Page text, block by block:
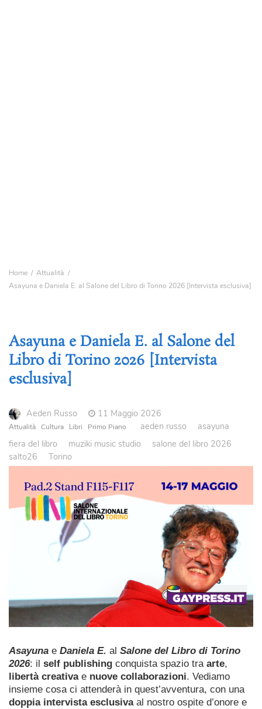
Home
Attualità
Asayuna e Daniela E. al Salone del Libro di Torino 2026 [Intervista esclusiva]
Asayuna e Daniela E. al Salone del
Libro di Torino 2026 [Intervista
esclusiva]
Aeden Russo 11 Maggio 2026
Attualità Cultura Libri Primo Piano aeden russo
asayuna
fiera del libro
muziki music studio
salone del libro 2026
salto26
Torino
Asayuna e Daniela E. al Salone del Libro di Torino
2026: il self publishing conquista spazio tra arte,
libertà creativae nuove collaborazioni. Vediamo
insieme cosa ci attenderà in quest’avventura, con una
doppia intervista esclusivaal nostro ospite d’onore e